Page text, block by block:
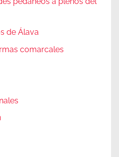
de Álava
comarcales